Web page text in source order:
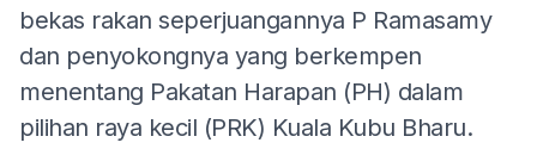
bekas rakan seperjuangannya P Ramasamy
dan penyokongnya yang berkempen
menentang Pakatan Harapan (PH) dalam
pilihan raya kecil (PRK) Kuala Kubu Bharu.